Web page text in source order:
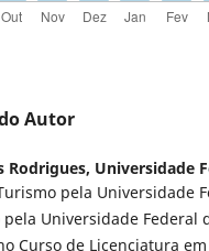
Autor
Rodrigues, Universidade
pela Universidade
Universidade Federal
Curso de Licenciatura